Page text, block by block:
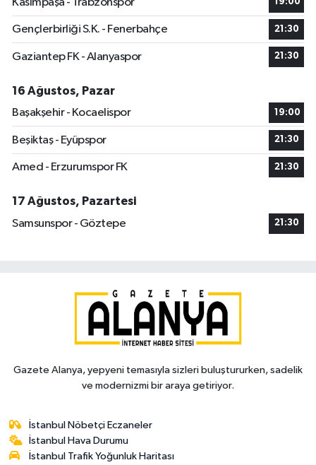
19:00
Gençlerbirliği S.K. - Fenerbahçe 21:30
Gaziantep FK - Alanyaspor 21:30
16 Ağustos, Pazar
Başakşehir - Kocaelispor
19:00
Beşiktaş - Eyüpspor 21:30
Amed - Erzurumspor FK 21:30
17 Ağustos, Pazartesi
Samsunspor - Göztepe
21:30
Gazete Alanya, yepyeni temasıyla sizleri buluştururken, sadelik
ve modernizmi bir araya getiriyor.
İstanbul Nöbetçi Eczaneler
İstanbul Hava Durumu
İstanbul Trafik Yoğunluk Haritası